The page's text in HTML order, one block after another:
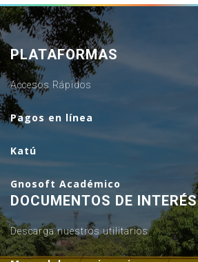
PLATAFORMAS
Accesos Rápidos
Pagos en línea
Katú
Gnosoft Académico
DOCUMENTOS DE INTERÉS
Descarga nuestros utilitarios